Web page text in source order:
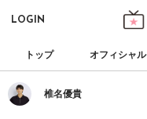
LOGIN
トップ オフィシャル
椎名優貴